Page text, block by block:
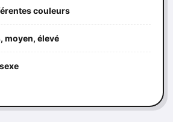
couleurs
moyen, élevé